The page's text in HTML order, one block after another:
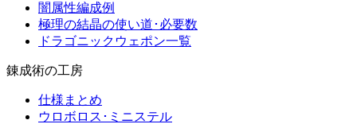
闇属性編成例
極理の結晶の使い道･必要数
ドラゴニックウェポン一覧
錬成術の工房
仕様まとめ
ウロボロス･ミニステル